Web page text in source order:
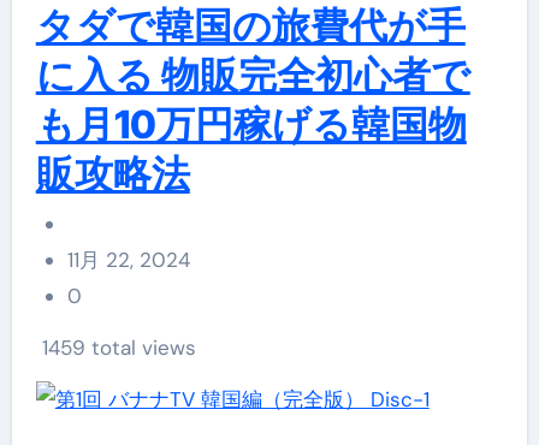
タダで韓国の旅費代が手
に入る 物販完全初心者で
も月10万円稼げる韓国物
販攻略法
11月 22, 2024
0
1459 total views